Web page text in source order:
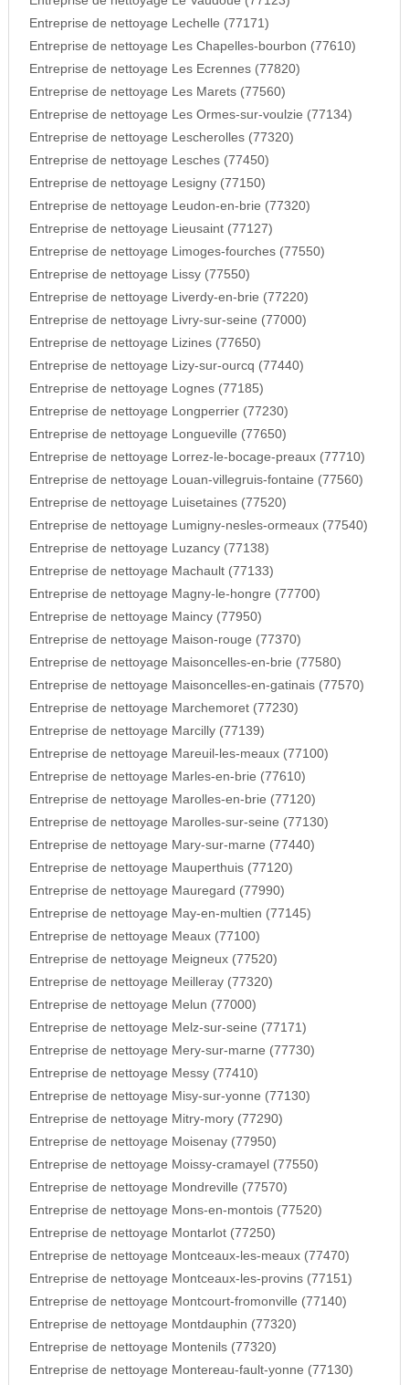
Entreprise de nettoyage Lechelle (77171)
Entreprise de nettoyage Les Chapelles-bourbon (77610)
Entreprise de nettoyage Les Ecrennes (77820)
Entreprise de nettoyage Les Marets (77560)
Entreprise de nettoyage Les Ormes-sur-voulzie (77134)
Entreprise de nettoyage Lescherolles (77320)
Entreprise de nettoyage Lesches (77450)
Entreprise de nettoyage Lesigny (77150)
Entreprise de nettoyage Leudon-en-brie (77320)
Entreprise de nettoyage Lieusaint (77127)
Entreprise de nettoyage Limoges-fourches (77550)
Entreprise de nettoyage Lissy (77550)
Entreprise de nettoyage Liverdy-en-brie (77220)
Entreprise de nettoyage Livry-sur-seine (77000)
Entreprise de nettoyage Lizines (77650)
Entreprise de nettoyage Lizy-sur-ourcq (77440)
Entreprise de nettoyage Lognes (77185)
Entreprise de nettoyage Longperrier (77230)
Entreprise de nettoyage Longueville (77650)
Entreprise de nettoyage Lorrez-le-bocage-preaux (77710)
Entreprise de nettoyage Louan-villegruis-fontaine (77560)
Entreprise de nettoyage Luisetaines (77520)
Entreprise de nettoyage Lumigny-nesles-ormeaux (77540)
Entreprise de nettoyage Luzancy (77138)
Entreprise de nettoyage Machault (77133)
Entreprise de nettoyage Magny-le-hongre (77700)
Entreprise de nettoyage Maincy (77950)
Entreprise de nettoyage Maison-rouge (77370)
Entreprise de nettoyage Maisoncelles-en-brie (77580)
Entreprise de nettoyage Maisoncelles-en-gatinais (77570)
Entreprise de nettoyage Marchemoret (77230)
Entreprise de nettoyage Marcilly (77139)
Entreprise de nettoyage Mareuil-les-meaux (77100)
Entreprise de nettoyage Marles-en-brie (77610)
Entreprise de nettoyage Marolles-en-brie (77120)
Entreprise de nettoyage Marolles-sur-seine (77130)
Entreprise de nettoyage Mary-sur-marne (77440)
Entreprise de nettoyage Mauperthuis (77120)
Entreprise de nettoyage Mauregard (77990)
Entreprise de nettoyage May-en-multien (77145)
Entreprise de nettoyage Meaux (77100)
Entreprise de nettoyage Meigneux (77520)
Entreprise de nettoyage Meilleray (77320)
Entreprise de nettoyage Melun (77000)
Entreprise de nettoyage Melz-sur-seine (77171)
Entreprise de nettoyage Mery-sur-marne (77730)
Entreprise de nettoyage Messy (77410)
Entreprise de nettoyage Misy-sur-yonne (77130)
Entreprise de nettoyage Mitry-mory (77290)
Entreprise de nettoyage Moisenay (77950)
Entreprise de nettoyage Moissy-cramayel (77550)
Entreprise de nettoyage Mondreville (77570)
Entreprise de nettoyage Mons-en-montois (77520)
Entreprise de nettoyage Montarlot (77250)
Entreprise de nettoyage Montceaux-les-meaux (77470)
Entreprise de nettoyage Montceaux-les-provins (77151)
Entreprise de nettoyage Montcourt-fromonville (77140)
Entreprise de nettoyage Montdauphin (77320)
Entreprise de nettoyage Montenils (77320)
Entreprise de nettoyage Montereau-fault-yonne (77130)